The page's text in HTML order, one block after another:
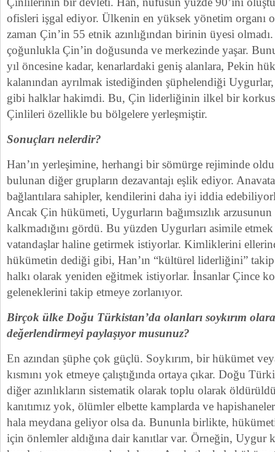
ofisleri işgal ediyor. Ülkenin en yüksek yönetim organı
zaman Çin’in 55 etnik azınlığından birinin üyesi
çoğunlukla Çin’in doğusunda ve merkezinde yaşar.
yıl öncesine kadar, kenarlardaki geniş alanlara, Pekin
kalanından ayrılmak istediğinden şüphelendiği
gibi halklar hakimdi. Bu, Çin liderliğinin ilkel bir
Çinlileri özellikle bu bölgelere yerleşmiştir.
Sonuçları nelerdir?
Han’ın yerleşimine, herhangi bir sömürge rejiminde
bulunan diğer grupların dezavantajı eşlik ediyor.
bağlantılara sahipler, kendilerini daha iyi iddia
Ancak Çin hükümeti, Uygurların bağımsızlık arzusunun
kalkmadığını gördü. Bu yüzden Uygurları asimile etmek
vatandaşlar haline getirmek istiyorlar. Kimliklerini
hükümetin dediği gibi, Han’ın “kültürel liderliğini”
halkı olarak yeniden eğitmek istiyorlar. İnsanlar Çince
geleneklerini takip etmeye zorlanıyor.
Birçok ülke Doğu Türkistan’da olanları soykırım
değerlendirmeyi paylaşıyor musunuz?
En azından şüphe çok güçlü. Soykırım, bir hükümet
kısmını yok etmeye çalıştığında ortaya çıkar. Doğu
diğer azınlıkların sistematik olarak toplu olarak
kanıtımız yok, ölümler elbette kamplarda ve
hala meydana geliyor olsa da. Bununla birlikte,
için önlemler aldığına dair kanıtlar var. Örneğin, Uygur